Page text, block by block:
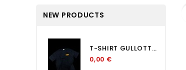
NEW PRODUCTS
T-SHIRT GULLOTTA OVERSIZE...
0,00 €